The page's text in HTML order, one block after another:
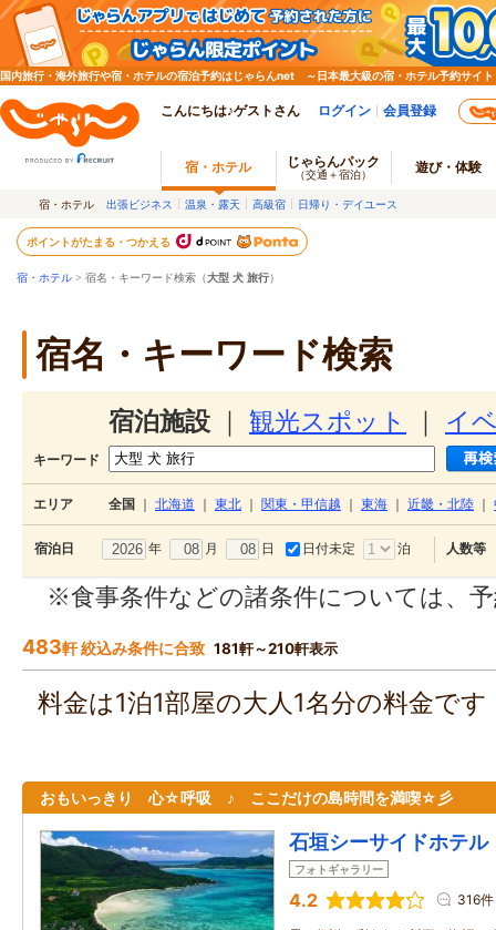
国内旅行・海外旅行や宿・ホテルの宿泊予約はじゃらんnet ～日本最大級の宿・ホテル予約サイト
こんにちは♪ゲストさん ログイン 会員登録
宿・ホテル じゃらんパック
（交通＋宿泊） 遊び・体験
宿・ホテル 出張ビジネス 温泉・露天 高級宿 日帰り・デイユース
ポイントがたまる・つかえる
宿・ホテル > 宿名・キーワード検索（大型 犬 旅行）
宿名・キーワード検索
宿泊施設 観光スポット イ
キーワード
エリア 全国 北海道 東北 関東・甲信越 東海 近畿・北陸
宿泊日 年 月 日 日付未定 泊 人数等
※食事条件などの諸条件については、
483軒 絞込み条件に合致 181軒～210軒表示
料金は1泊1部屋の大人1名分の料金で
おもいっきり 心☆呼吸 ♪ ここだけの島時間を満喫☆彡
石垣シーサイドホテル
フォトギャラリー
4.2 316件